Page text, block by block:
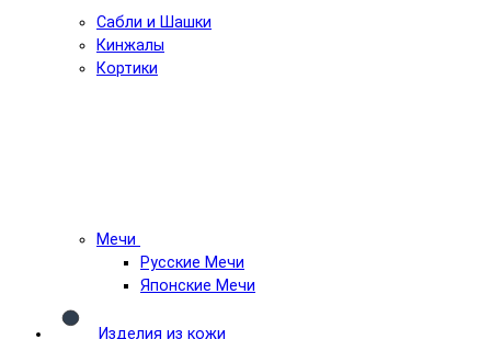
Сабли и Шашки
Кинжалы
Кортики
Мечи
Русские Мечи
Японские Мечи
Изделия из кожи